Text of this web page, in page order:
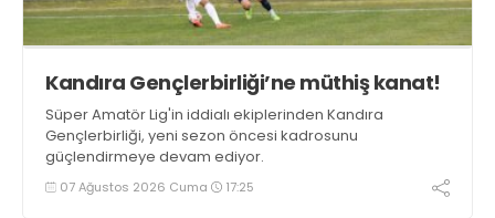
Kandıra Gençlerbirliği’ne müthiş kanat!
Süper Amatör Lig'in iddialı ekiplerinden Kandıra
Gençlerbirliği, yeni sezon öncesi kadrosunu
güçlendirmeye devam ediyor.
07 Ağustos 2026 Cuma 17:25